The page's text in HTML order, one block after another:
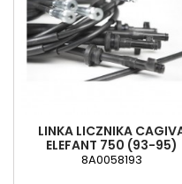
LINKA LICZNIKA
ELEFANT 750 (93-95)
8A0058193